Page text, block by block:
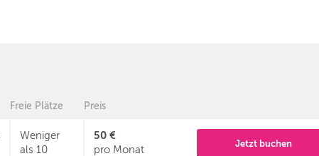
Freie Plätze Preis
Weniger
als 10
50 €
pro Monat
Jetzt buchen